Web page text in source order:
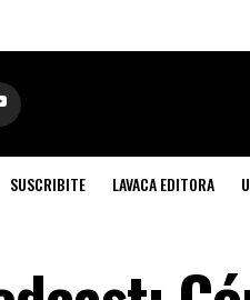
SUSCRIBITE LAVACA EDITORA